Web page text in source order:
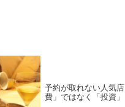
予約が取れない人気
費」ではなく「投資」